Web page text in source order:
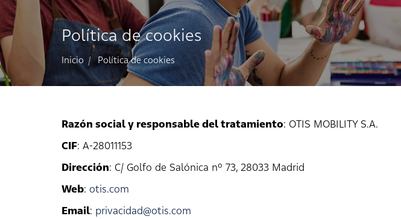
Política de cookies
Inicio Política de cookies
Razón social y responsable del tratamiento: OTIS MOBILITY S.A.
CIF: A-28011153
Dirección: C/ Golfo de Salónica nº 73, 28033 Madrid
Web: otis.com
Email: privacidad@otis.com